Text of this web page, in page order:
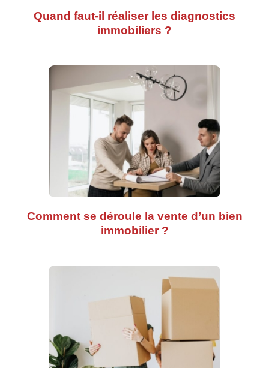
Quand faut-il réaliser les diagnostics
immobiliers ?
Comment se déroule la vente d’un bien
immobilier ?